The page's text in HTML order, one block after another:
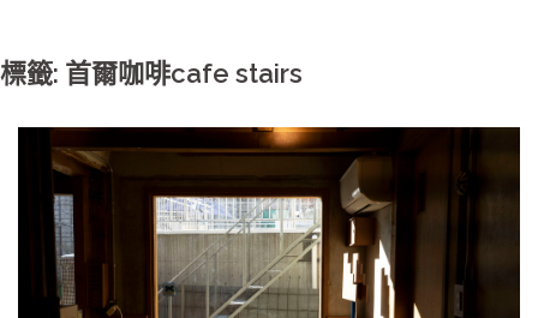
標籤: 首爾咖啡cafe stairs